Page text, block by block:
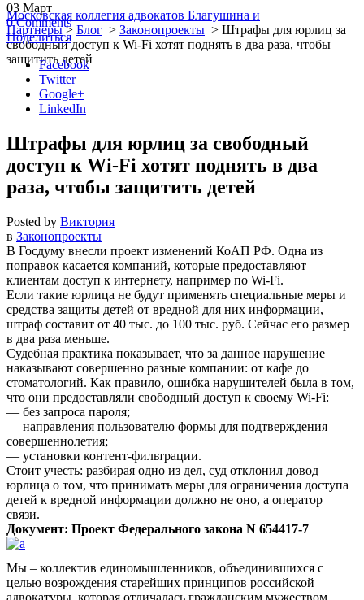
Московская коллегия адвокатов Благушина и
Партнеры> Блог > Законопроекты > Штрафы для юрлиц за
свободный доступ к Wi-Fi хотят поднять в два раза, чтобы
защитить детей
03 Март
0 Comments
Поделиться
Facebook
Twitter
Google+
LinkedIn
Штрафы для юрлиц за свободный
доступ к Wi-Fi хотят поднять в два
раза, чтобы защитить детей
Posted by Виктория
в Законопроекты
В Госдуму внесли проект изменений КоАП РФ. Одна из
поправок касается компаний, которые предоставляют
клиентам доступ к интернету, например по Wi-Fi.
Если такие юрлица не будут применять специальные меры и
средства защиты детей от вредной для них информации,
штраф составит от 40 тыс. до 100 тыс. руб. Сейчас его размер
в два раза меньше.
Судебная практика показывает, что за данное нарушение
наказывают совершенно разные компании: от кафе до
стоматологий. Как правило, ошибка нарушителей была в том,
что они предоставляли свободный доступ к своему Wi-Fi:
— без запроса пароля;
— направления пользователю формы для подтверждения
совершеннолетия;
— установки контент-фильтрации.
Стоит учесть: разбирая одно из дел, суд отклонил довод
юрлица о том, что принимать меры для ограничения доступа
детей к вредной информации должно не оно, а оператор
связи.
Документ: Проект Федерального закона N 654417-7
Мы – коллектив единомышленников, объединившихся с
целью возрождения старейших принципов российской
адвокатуры, которая отличалась гражданским мужеством,